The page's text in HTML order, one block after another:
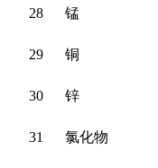
28 锰
29 铜
30 锌
31 氯化物